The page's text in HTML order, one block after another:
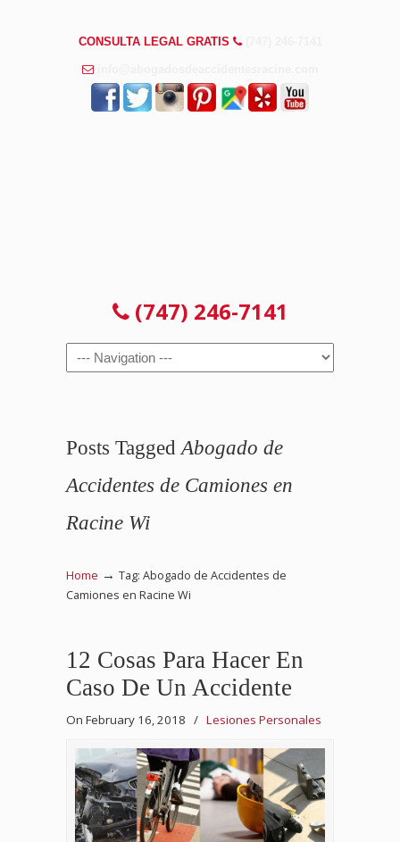
CONSULTA LEGAL GRATIS
(747) 246-7141
Navigation
Posts Tagged Abogado de
Accidentes de Camiones en
Racine Wi
Home → Tag: Abogado de Accidentes de
Camiones en Racine Wi
12 Cosas Para Hacer En
Caso De Un Accidente
On February 16, 2018 / Lesiones Personales